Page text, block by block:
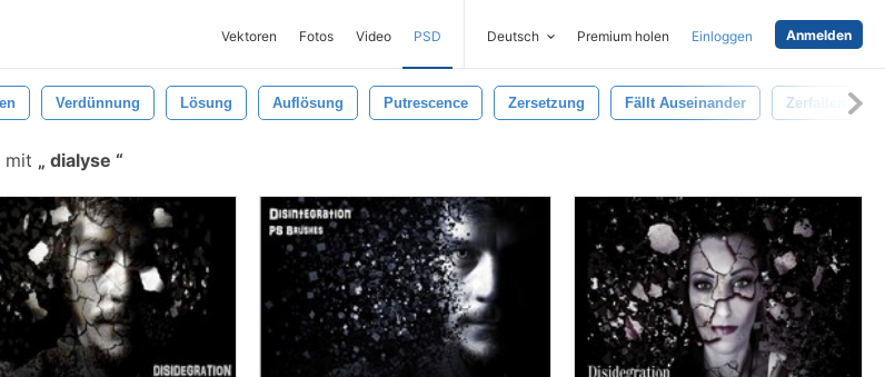
Vektoren Fotos Video PSD Deutsch Premium holen Einloggen Anmelden
Verdünnung Lösung Auflösung Putrescence Zersetzung Fällt Auseinander Zerfallen
mit dialyse